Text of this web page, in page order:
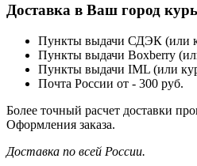
Доставка в Ваш город
Пункты выдачи СДЭК (или
Пункты выдачи Boxberry
Пункты выдачи IML (или
Почта России от - 300 руб.
Более точный расчет доставки
Оформления заказа.
Доставка по всей России.